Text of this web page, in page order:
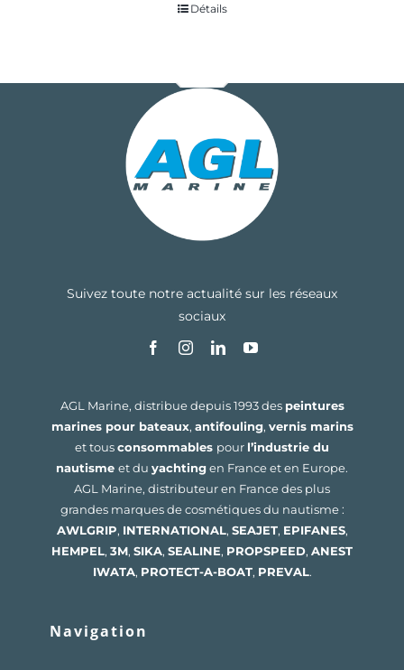
Détails
Suivez toute notre actualité sur les réseaux
sociaux
AGL Marine, distribue depuis 1993 des peintures
marines pour bateaux, antifouling, vernis marins
et tousconsommables pour l’industrie du
nautisme et du yachtingen France et en Europe.
AGL Marine, distributeur en France des plus
grandes marques de cosmétiques du nautisme :
AWLGRIP, INTERNATIONAL, SEAJET, EPIFANES,
HEMPEL, 3M, SIKA, SEALINE, PROPSPEED, ANEST
IWATA, PROTECT-A-BOAT, PREVAL.
Navigation